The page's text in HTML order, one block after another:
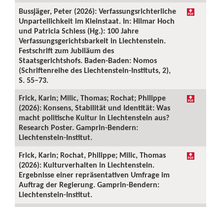
Bussjäger, Peter (2026): Verfassungsrichterliche
Unparteilichkeit im Kleinstaat. In: Hilmar Hoch
und Patricia Schiess (Hg.): 100 Jahre
Verfassungsgerichtsbarkeit in Liechtenstein.
Festschrift zum Jubiläum des
Staatsgerichtshofs. Baden-Baden: Nomos
(Schriftenreihe des Liechtenstein-Instituts, 2),
S. 55–73.
Frick, Karin; Milic, Thomas; Rochat; Philippe
(2026): Konsens, Stabilität und Identität: Was
macht politische Kultur in Liechtenstein aus?
Research Poster. Gamprin-Bendern:
Liechtenstein-Institut.
Frick, Karin; Rochat, Philippe; Milic, Thomas
(2026): Kulturverhalten in Liechtenstein.
Ergebnisse einer repräsentativen Umfrage im
Auftrag der Regierung. Gamprin-Bendern:
Liechtenstein-Institut.